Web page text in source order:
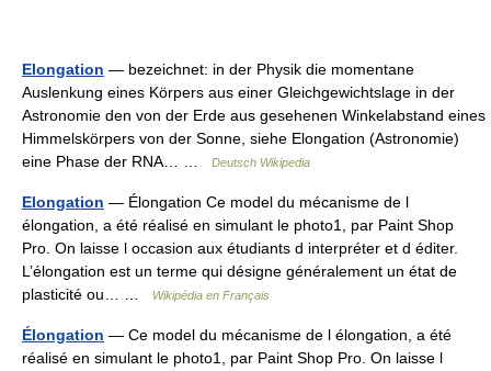
Elongation — bezeichnet: in der Physik die momentane
Auslenkung eines Körpers aus einer Gleichgewichtslage in der
Astronomie den von der Erde aus gesehenen Winkelabstand eines
Himmelskörpers von der Sonne, siehe Elongation (Astronomie)
eine Phase der RNA… …
Deutsch Wikipedia
Elongation — Élongation Ce model du mécanisme de l
élongation, a été réalisé en simulant le photo1, par Paint Shop
Pro. On laisse l occasion aux étudiants d interpréter et d éditer.
L’élongation est un terme qui désigne généralement un état de
plasticité ou… …
Wikipédia en Français
Élongation — Ce model du mécanisme de l élongation, a été
réalisé en simulant le photo1, par Paint Shop Pro. On laisse l